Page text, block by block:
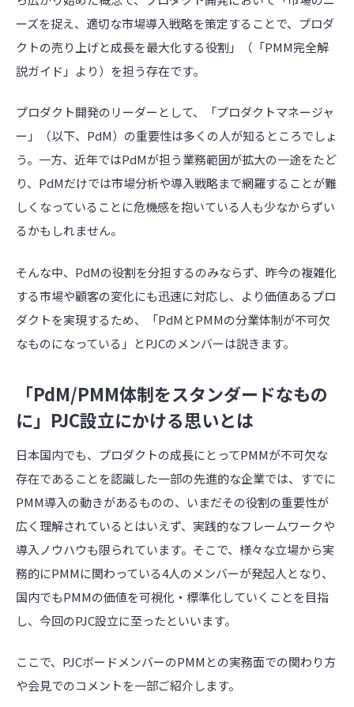
ーズを捉え、適切な市場導入戦略を策定することで、プロダ
クトの売り上げと成長を最大化する役割」（「PMM完全解
説ガイド」より）を担う存在です。
プロダクト開発のリーダーとして、「プロダクトマネージャ
ー」（以下、 PdM）の重要性は多くの人が知るところでしょ
う。一方、近年ではPdMが担う業務範囲が拡大の一途をたど
り、 PdMだけでは市場分析や導入戦略まで網羅することが難
しくなっていることに危機感を抱いている人も少なからずい
るかもしれません。
そんな中、 PdMの役割を分担するのみならず、昨今の複雑化
する市場や顧客の変化にも迅速に対応し、より価値あるプロ
ダクトを実現するため、「PdM とPMMの分業体制が不可欠
なものになっている」とPJCのメンバーは説きます。
「PdM/PMM体制をスタンダードなもの
に」PJC設立にかける思いとは
日本国内でも、プロダクトの成長にとってPMMが不可欠な
存在であることを認識した一部の先進的な企業では、すでに
PMM導入の動きがあるものの、いまだその役割の重要性が
広く理解されているとはいえず、実践的なフレームワークや
導入ノウハウも限られています。 そこで、様々な立場から実
務的にPMMに関わっている4人のメンバーが発起人となり、
国内でもPMMの価値を可視化・標準化していくことを目指
し、今回のPJC設立に至ったといいます。
ここで、PJCボードメンバーのPMMとの実務面での関わり方
や会見でのコメントを一部ご紹介します。